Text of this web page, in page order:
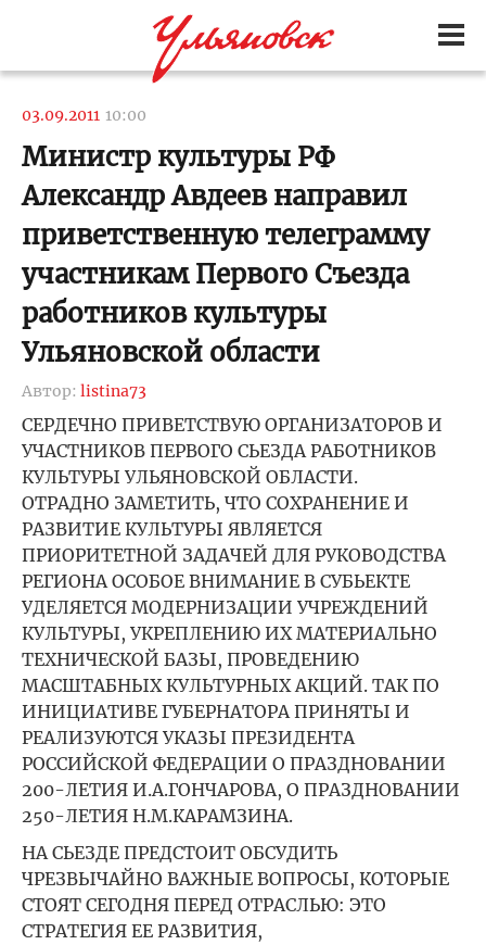
03.09.2011 10:00
Министр культуры РФ
Александр Авдеев направил
приветственную телеграмму
участникам Первого Съезда
работников культуры
Ульяновской области
Автор: listina73
СЕРДЕЧНО ПРИВЕТСТВУЮ ОРГАНИЗАТОРОВ И
УЧАСТНИКОВ ПЕРВОГО СЬЕЗДА РАБОТНИКОВ
КУЛЬТУРЫ УЛЬЯНОВСКОЙ ОБЛАСТИ.
ОТРАДНО ЗАМЕТИТЬ, ЧТО СОХРАНЕНИЕ И
РАЗВИТИЕ КУЛЬТУРЫ ЯВЛЯЕТСЯ
ПРИОРИТЕТНОЙ ЗАДАЧЕЙ ДЛЯ РУКОВОДСТВА
РЕГИОНА ОСОБОЕ ВНИМАНИЕ В СУБЬЕКТЕ
УДЕЛЯЕТСЯ МОДЕРНИЗАЦИИ УЧРЕЖДЕНИЙ
КУЛЬТУРЫ, УКРЕПЛЕНИЮ ИХ МАТЕРИАЛЬНО
ТЕХНИЧЕСКОЙ БАЗЫ, ПРОВЕДЕНИЮ
МАСШТАБНЫХ КУЛЬТУРНЫХ АКЦИЙ. ТАК ПО
ИНИЦИАТИВЕ ГУБЕРНАТОРА ПРИНЯТЫ И
РЕАЛИЗУЮТСЯ УКАЗЫ ПРЕЗИДЕНТА
РОССИЙСКОЙ ФЕДЕРАЦИИ О ПРАЗДНОВАНИИ
200-ЛЕТИЯ И.А.ГОНЧАРОВА, О ПРАЗДНОВАНИИ
250-ЛЕТИЯ Н.М.КАРАМЗИНА.
НА СЬЕЗДЕ ПРЕДСТОИТ ОБСУДИТЬ
ЧРЕЗВЫЧАЙНО ВАЖНЫЕ ВОПРОСЫ, КОТОРЫЕ
СТОЯТ СЕГОДНЯ ПЕРЕД ОТРАСЛЬЮ: ЭТО
СТРАТЕГИЯ ЕЕ РАЗВИТИЯ,